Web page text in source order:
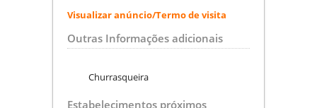
Visualizar anúncio/Termo de visita
Outras Informações adicionais
Churrasqueira
Estabelecimentos próximos